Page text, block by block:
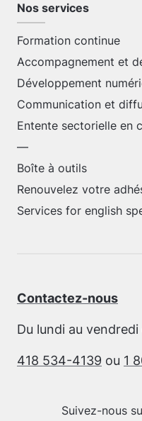
Nos services
Formation continue
Accompagnement et
Développement
Communication et
Entente sectorielle en
—
Boîte à outils
Renouvelez votre
Services for english
Contactez-nous
Du lundi au
418 534-4139 ou 1
Suivez-nous